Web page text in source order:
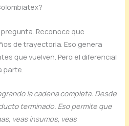
Reconoce que
de trayectoria. Eso genera
que vuelven. Pero el diferencial
parte.
la cadena completa. Desde
terminado. Eso permite que
veas insumos, veas